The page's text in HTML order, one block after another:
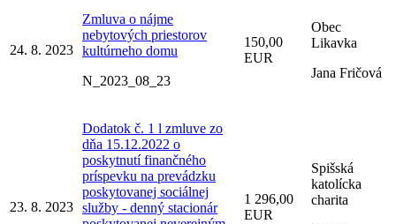
24. 8. 2023
Zmluva o nájme
nebytových priestorov
kultúrneho domu
N_2023_08_23
150,00
EUR
Obec
Likavka
Jana Fričová
23. 8. 2023
Dodatok č. 1 l zmluve zo
dňa 15.12.2022 o
poskytnutí finančného
príspevku na prevádzku
poskytovanej sociálnej
služby - denný stacionár
1 296,00
EUR
Spišská
katolícka
charita